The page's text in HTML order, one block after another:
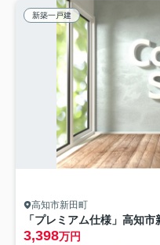
新築一戸建
高知市新田町
「プレミアム仕様」高知
3,398万円